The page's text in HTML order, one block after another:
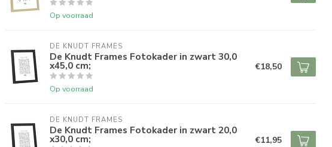
Op voorraad
DE KNUDT FRAMES
De Knudt Frames Fotokader in zwart 30,0
x45,0 cm;
Op voorraad
€18,50
DE KNUDT FRAMES
De Knudt Frames Fotokader in zwart 20,0
x30,0 cm; €11,95